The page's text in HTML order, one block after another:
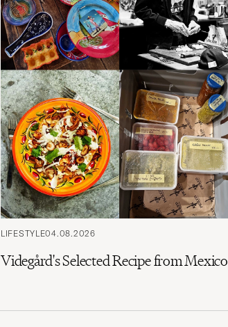
LIFESTYLE04.08.2026
Videgård's Selected Recipe from Mexico